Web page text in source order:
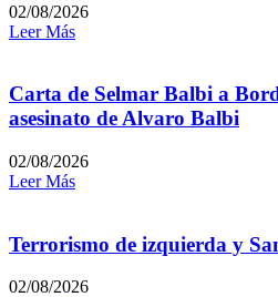
02/08/2026
Leer Más
Carta de Selmar Balbi a
asesinato de Alvaro Balbi
02/08/2026
Leer Más
Terrorismo de izquierda y
02/08/2026